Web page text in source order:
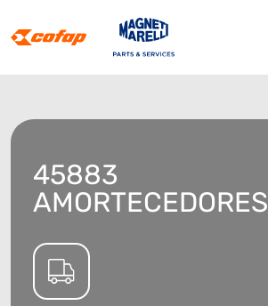
45883
AMORTECEDORES